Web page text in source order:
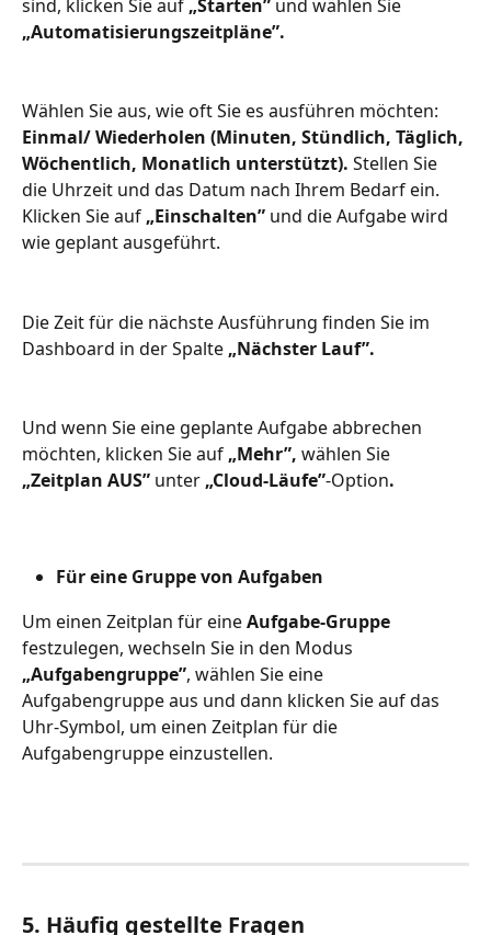
sind, klicken Sie auf „Starten” und wählen Sie
„Automatisierungszeitpläne”.
Wählen Sie aus, wie oft Sie es ausführen möchten:
Einmal/ Wiederholen (Minuten, Stündlich, Täglich,
Wöchentlich, Monatlich unterstützt). Stellen Sie
die Uhrzeit und das Datum nach Ihrem Bedarf ein.
Klicken Sie auf „Einschalten” und die Aufgabe wird
wie geplant ausgeführt.
Die Zeit für die nächste Ausführung finden Sie im
Dashboard in der Spalte „Nächster Lauf”.
Und wenn Sie eine geplante Aufgabe abbrechen
möchten, klicken Sie auf „Mehr”, wählen Sie
„Zeitplan AUS” unter „Cloud-Läufe”-Option.
Für eine Gruppe von Aufgaben
Um einen Zeitplan für eine Aufgabe-Gruppe
festzulegen, wechseln Sie in den Modus
„Aufgabengruppe”, wählen Sie eine
Aufgabengruppe aus und dann klicken Sie aufdas
Uhr-Symbol, um einen Zeitplan für die
Aufgabengruppe einzustellen.
5. Häufig gestellte Fragen